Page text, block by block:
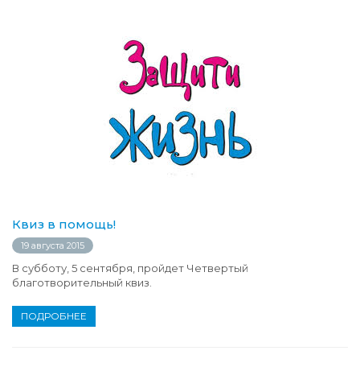
Квиз в помощь!
19 августа 2015
В субботу, 5 сентября, пройдет Четвертый
благотворительный квиз.
ПОДРОБНЕЕ